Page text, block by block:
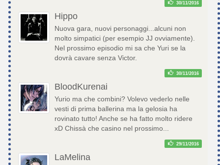
30/11/2016
Hippo
Nuova gara, nuovi personaggi...alcuni non
molto simpatici (per esempio JJ ovviamente).
Nel prossimo episodio mi sa che Yuri se la
dovrà cavare senza Victor.
30/11/2016
BloodKurenai
Yurio ma che combini? Volevo vederlo nelle
vesti di prima ballerina ma la gelosia ha
rovinato tutto! Anche se ha fatto molto ridere
xD Chissà che casino nel prossimo...
29/11/2016
LaMelina